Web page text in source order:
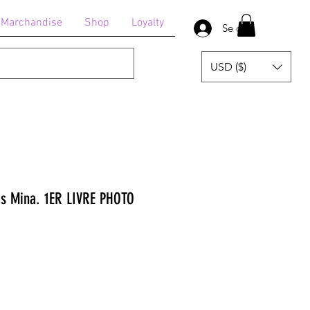
Marchandise Shop Loyalty Se connecter
USD ($)
1ER LIVRE PHOTO